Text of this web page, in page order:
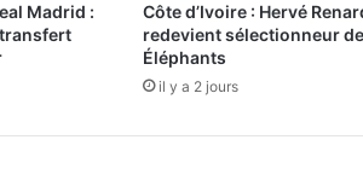
Madrid :
Côte d’Ivoire : Hervé
redevient sélectionneur
Éléphants
il y a 2 jours